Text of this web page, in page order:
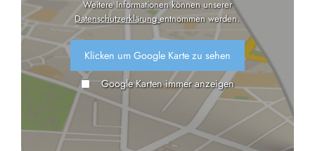
Weitere Informationen können unserer
Datenschutzerklärungentnommen werden.
Klicken um Google Karte zu sehen
Google Karten immer anzeigen